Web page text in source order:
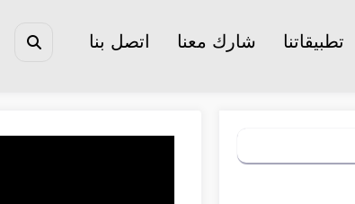
تطبيقاتنا شارك معنا اتصل بنا